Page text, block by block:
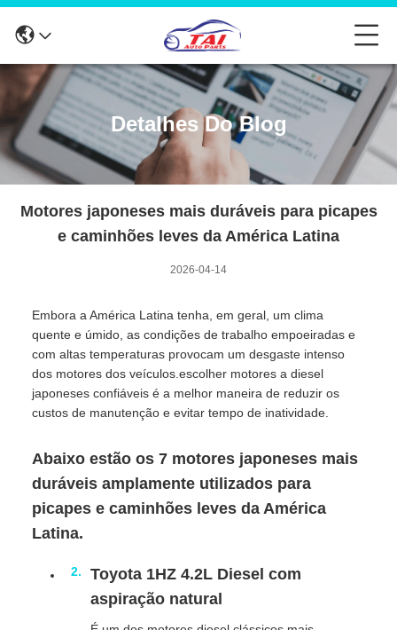
Detalhes Do Blog
Motores japoneses mais duráveis ​​para picapes
e caminhões leves da América Latina
2026-04-14
Embora a América Latina tenha, em geral, um clima
quente e úmido, as condições de trabalho empoeiradas e
com altas temperaturas provocam um desgaste intenso
dos motores dos veículos.escolher motores a diesel
japoneses confiáveis é a melhor maneira de reduzir os
custos de manutenção e evitar tempo de inatividade.
Abaixo estão os 7 motores japoneses mais
duráveis amplamente utilizados para
picapes e caminhões leves da América
Latina.
Toyota 1HZ 4.2L Diesel com
aspiração natural